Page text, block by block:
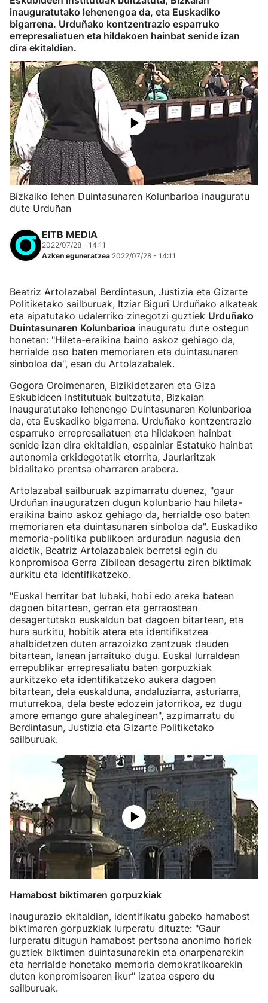
inauguratutako lehenengoa da, eta Euskadiko
bigarrena. Urduñako kontzentrazio esparruko
errepresaliatuen eta hildakoen hainbat senide izan
dira ekitaldian.
Bizkaiko lehen Duintasunaren Kolunbarioa inauguratu
dute Urduñan
EITB MEDIA
2022/07/28 - 14:11
Azken eguneratzea 2022/07/28 - 14:11
Beatriz Artolazabal Berdintasun, Justizia eta Gizarte
Politiketako sailburuak, Itziar Biguri Urduñako alkateak
eta aipatutako udalerriko zinegotzi guztiek Urduñako
Duintasunaren Kolunbarioa inauguratu dute ostegun
honetan: "Hileta-eraikina baino askoz gehiago da,
herrialde oso baten memoriaren eta duintasunaren
sinboloa da", esan du Artolazabalek.
Gogora Oroimenaren, Bizikidetzaren eta Giza
Eskubideen Institutuak bultzatuta, Bizkaian
inauguratutako lehenengo Duintasunaren Kolunbarioa
da, eta Euskadiko bigarrena. Urduñako kontzentrazio
esparruko errepresaliatuen eta hildakoen hainbat
senide izan dira ekitaldian, espainiar Estatuko hainbat
autonomia erkidegotatik etorrita, Jaurlaritzak
bidalitako prentsa oharraren arabera.
Artolazabal sailburuak azpimarratu duenez, "gaur
Urduñan inauguratzen dugun kolunbario hau hileta-
eraikina baino askoz gehiago da, herrialde oso baten
memoriaren eta duintasunaren sinboloa da". Euskadiko
memoria-politika publikoen arduradun nagusia den
aldetik, Beatriz Artolazabalek berretsi egin du
konpromisoa Gerra Zibilean desagertu ziren biktimak
aurkitu eta identifikatzeko.
"Euskal herritar bat lubaki, hobi edo areka batean
dagoen bitartean, gerran eta gerraostean
desagertutako euskaldun bat dagoen bitartean, eta
hura aurkitu, hobitik atera eta identifikatzea
ahalbidetzen duten arrazoizko zantzuak dauden
bitartean, lanean jarraituko dugu. Euskal lurraldean
errepublikar errepresaliatu baten gorpuzkiak
aurkitzeko eta identifikatzeko aukera dagoen
bitartean, dela euskalduna, andaluziarra, asturiarra,
muturrekoa, dela beste edozein jatorrikoa, ez dugu
amore emango gure ahaleginean", azpimarratu du
Berdintasun, Justizia eta Gizarte Politiketako
sailburuak.
Hamabost biktimaren gorpuzkiak
Inaugurazio ekitaldian, identifikatu gabeko hamabost
biktimaren gorpuzkiak lurperatu dituzte: "Gaur
lurperatu ditugun hamabost pertsona anonimo horiek
guztiek biktimen duintasunarekin eta onarpenarekin
eta herrialde honetako memoria demokratikoarekin
duten konpromisoaren ikur" izatea espero du
sailburuak.